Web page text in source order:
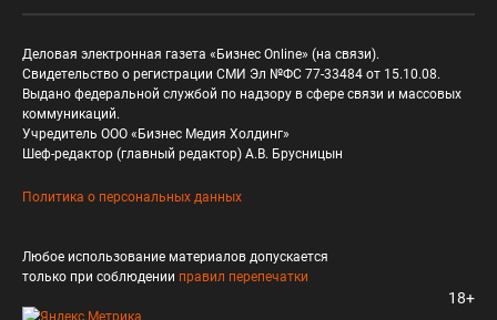
Деловая электронная газета «Бизнес Online» (на связи).
Свидетельство о регистрации СМИ Эл №ФС 77-33484 от 15.10.08.
Выдано федеральной службой по надзору в сфере связи и массовых
коммуникаций.
Учредитель ООО «Бизнес Медия Холдинг»
Шеф-редактор (главный редактор) А.В. Брусницын
Политика о персональных данных
Любое использование материалов допускается
только при соблюдении правил перепечатки
18+